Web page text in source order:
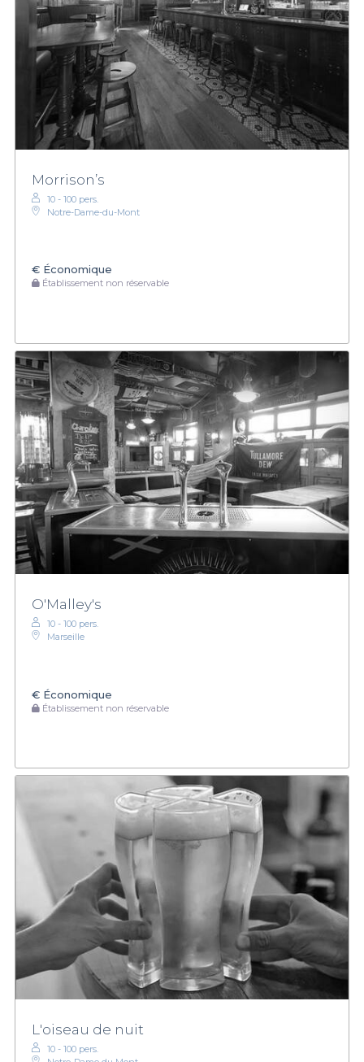
Morrison’s
10 - 100 pers.
Notre-Dame-du-Mont
€ Économique
Établissement non réservable
O'Malley's
10 - 100 pers.
Marseille
€ Économique
Établissement non réservable
L'oiseau de nuit
10 - 100 pers.